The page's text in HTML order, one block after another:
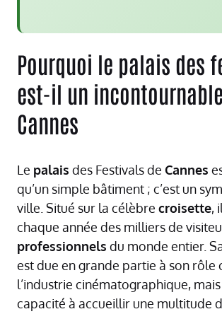
Pourquoi le palais des
est-il un
Cannes
Le palais des Festivals de Cannes
qu’un simple bâtiment ; c’est un
ville. Situé sur la célèbre croisette,
chaque année des milliers de
professionnels du monde entier.
est due en grande partie à son rôle
l’industrie cinématographique, mais
capacité à accueillir une multitude